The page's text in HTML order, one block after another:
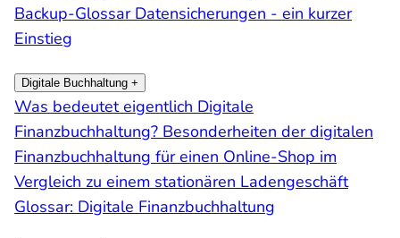
Backup-Glossar Datensicherungen - ein kurzer
Einstieg
Digitale Buchhaltung +
Was bedeutet eigentlich Digitale
Finanzbuchhaltung? Besonderheiten der digitalen
Finanzbuchhaltung für einen Online-Shop im
Vergleich zu einem stationären Ladengeschäft
Glossar: Digitale Finanzbuchhaltung